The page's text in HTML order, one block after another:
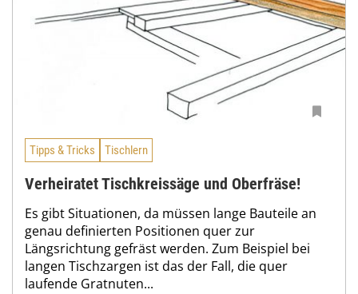
Tipps & Tricks Tischlern
Verheiratet Tischkreissäge und Oberfräse!
Es gibt Situationen, da müssen lange Bauteile an
genau definierten Positionen quer zur
Längsrichtung gefräst werden. Zum Beispiel bei
langen Tischzargen ist das der Fall, die quer
laufende Gratnuten...